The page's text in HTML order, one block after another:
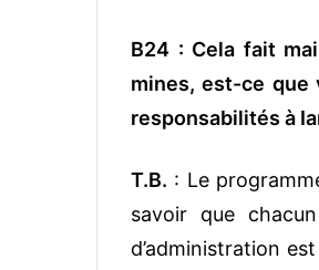
B24 : Cela fait
mines, est-ce que
responsabilités à
T.B. : Le
savoir que
d’administration